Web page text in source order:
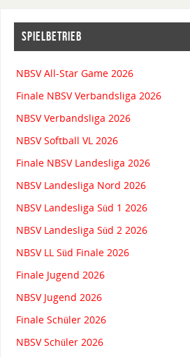
SPIELBETRIEB
NBSV All-Star Game 2026
Finale NBSV Verbandsliga 2026
NBSV Verbandsliga 2026
NBSV Softball VL 2026
Finale NBSV Landesliga 2026
NBSV Landesliga Nord 2026
NBSV Landesliga Süd 1 2026
NBSV Landesliga Süd 2 2026
NBSV LL Süd Finale 2026
Finale Jugend 2026
NBSV Jugend 2026
Finale Schüler 2026
NBSV Schüler 2026